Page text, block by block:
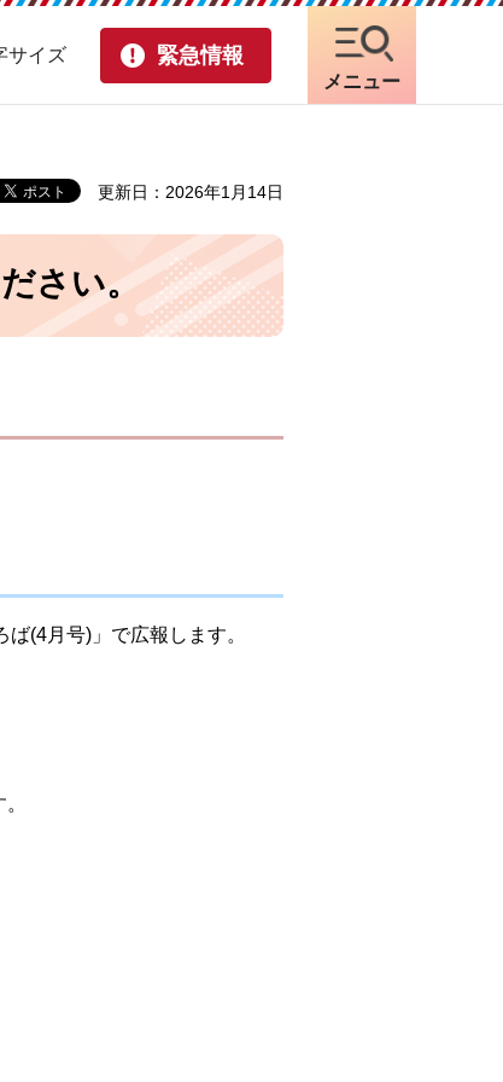
サイズ 緊急情報
メニュー
更新日：2026年1月14日
さい。
(4月号)」で広報します。